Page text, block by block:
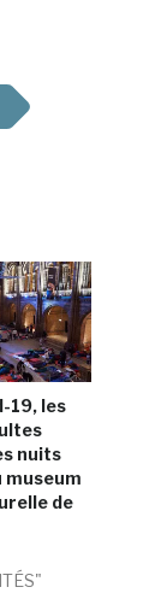
19, les
nuits
museum
de